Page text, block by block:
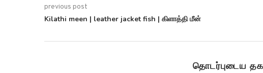
previous post
Kilathi meen | leather jacket fish | கிளாத்தி மீன்
தொடர்புடைய